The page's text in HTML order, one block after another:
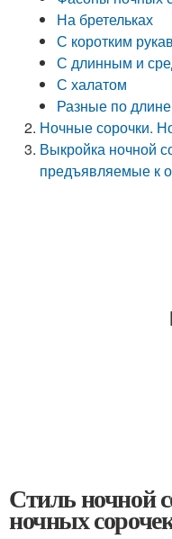
На бретельках
С коротким
С длинным и
С халатом
Разные по длине
Ночные сорочки.
Выкройка ночной
предъявляемые к
Стиль ночной
ночных